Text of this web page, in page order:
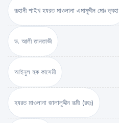
রূহানী শাইখ হযরত মাওলানা এমামুদ্দীন মোঃ ত্বহা
ড. আলী তানতাভী
আইনুল হক কাসেমী
হযরত মাওলানা জালালুদ্দীন রূমী (রহঃ)